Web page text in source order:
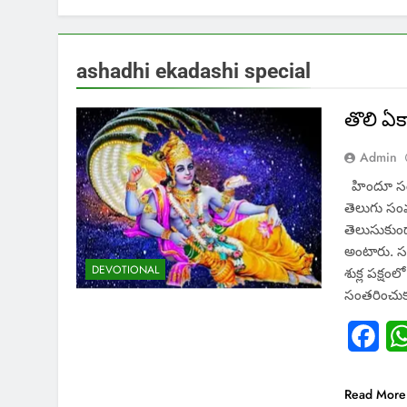
ashadhi ekadashi special
DEVOTIONAL
తొలి
Admin
హిందూ
తెలుగు
అంటారు.
శుక్ల
Read More